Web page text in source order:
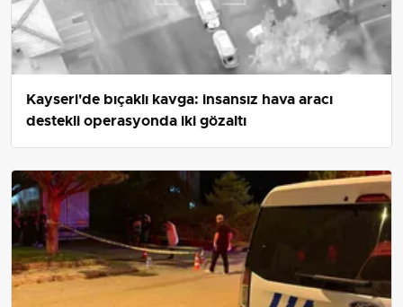
Kayseri'de bıçaklı kavga: insansız hava aracı
destekli operasyonda iki gözaltı